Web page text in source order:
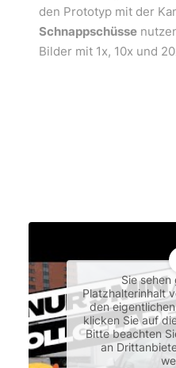
den Prototyp mit der
Schnappschüsse
Bilder mit 1x, 10x und
Sie sehen
Platzhalterinhalt
den
klicken Sie auf
Bitte beachten
an